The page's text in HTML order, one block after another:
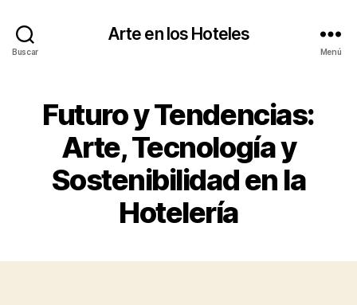
Buscar
Arte en los Hoteles
Menú
Futuro y Tendencias:
Arte, Tecnología y
Sostenibilidad en la
Hotelería